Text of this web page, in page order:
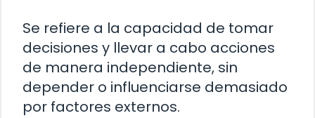
Se refiere a la capacidad de tomar
decisiones y llevar a cabo acciones
de manera independiente, sin
depender o influenciarse demasiado
por factores externos.